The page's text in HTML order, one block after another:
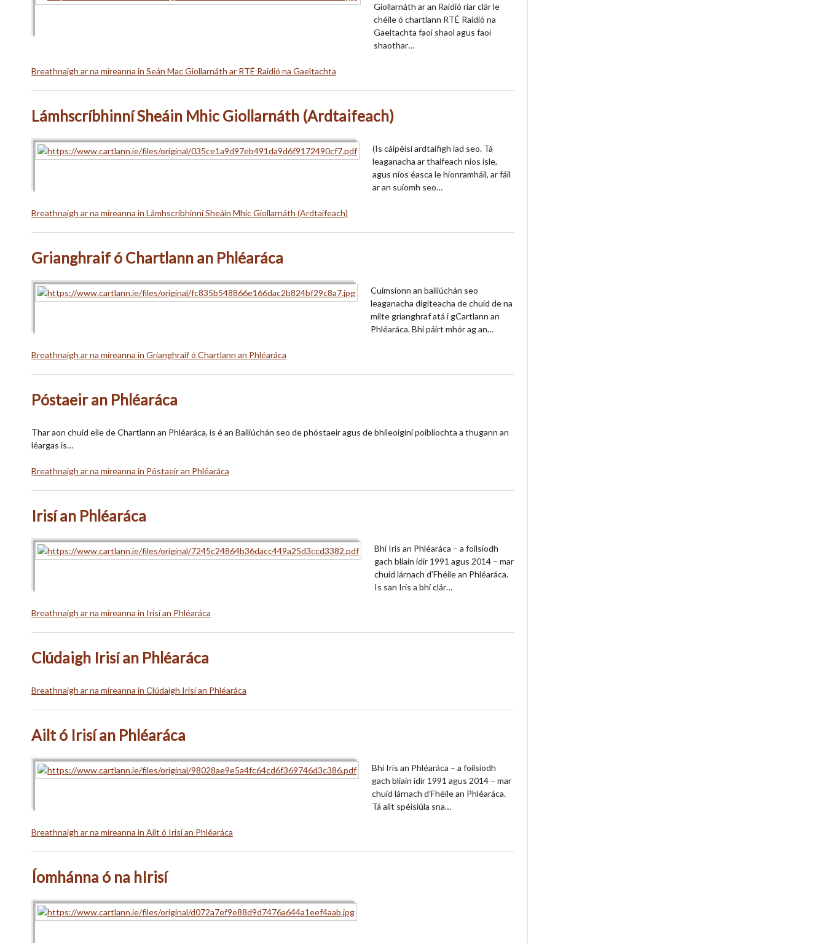
Giollarnáth ar an Raidió riar clár le
chéile ó chartlann RTÉ Raidió na
Gaeltachta faoi shaol agus faoi
shaothar…
Breathnaigh ar na míreanna in Seán Mac Giollarnáth ar RTÉ Raidió na Gaeltachta
Lámhscríbhinní Sheáin Mhic Giollarnáth (Ardtaifeach)
(Is cáipéisí ardtaifigh iad seo. Tá
leaganacha ar thaifeach níos ísle,
agus níos éasca le hionramháil, ar fáil
ar an suíomh seo…
Breathnaigh ar na míreanna in Lámhscríbhinní Sheáin Mhic Giollarnáth (Ardtaifeach)
Grianghraif ó Chartlann an Phléaráca
Cuimsíonn an bailiúchán seo
leaganacha digiteacha de chuid de na
mílte grianghraf atá i gCartlann an
Phléaráca. Bhí páirt mhór ag an…
Breathnaigh ar na míreanna in Grianghraif ó Chartlann an Phléaráca
Póstaeir an Phléaráca
Thar aon chuid eile de Chartlann an Phléaráca, is é an Bailiúchán seo de phóstaeir agus de bhileoigíní poiblíochta a thugann an
léargas is…
Breathnaigh ar na míreanna in Póstaeir an Phléaráca
Irisí an Phléaráca
Bhí Iris an Phléaráca – a foilsíodh
gach bliain idir 1991 agus 2014 – mar
chuid lárnach d’Fhéile an Phléaráca.
Is san Iris a bhí clár…
Breathnaigh ar na míreanna in Irisí an Phléaráca
Clúdaigh Irisí an Phléaráca
Breathnaigh ar na míreanna in Clúdaigh Irisí an Phléaráca
Ailt ó Irisí an Phléaráca
Bhí Iris an Phléaráca – a foilsíodh
gach bliain idir 1991 agus 2014 – mar
chuid lárnach d’Fhéile an Phléaráca.
Tá ailt spéisiúla sna…
Breathnaigh ar na míreanna in Ailt ó Irisí an Phléaráca
Íomhánna ó na hIrisí